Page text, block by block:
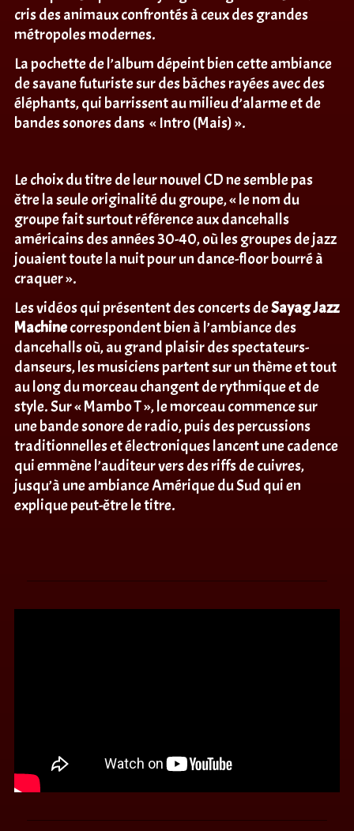
cris des animaux confrontés à ceux des grandes
métropoles modernes.
La pochette de l’album dépeint bien cette ambiance
de savane futuriste sur des bâches rayées avec des
éléphants, qui barrissent au milieu d’alarme et de
bandes sonores dans « Intro (Mais) ».
Le choix du titre de leur nouvel CD ne semble pas
être la seule originalité du groupe, « le nom du
groupe fait surtout référence aux dancehalls
américains des années 30-40, où les groupes de jazz
jouaient toute la nuit pour un dance-floor bourré à
craquer ».
Les vidéos qui présentent des concerts deSayag Jazz
Machinecorrespondent bien à l’ambiance des
dancehalls où, au grand plaisir des spectateurs-
danseurs, les musiciens partent sur un thème et tout
au long du morceau changent de rythmique et de
style. Sur « Mambo T », le morceau commence sur
une bande sonore de radio, puis des percussions
traditionnelles et électroniques lancent une cadence
qui emmène l’auditeur vers des riffs de cuivres,
jusqu’à une ambiance Amérique du Sud qui en
explique peut-être le titre.